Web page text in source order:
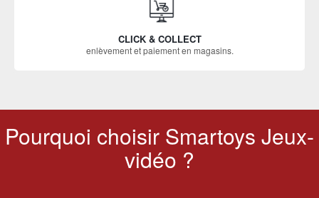
CLICK & COLLECT
enlèvement et paiement en magasins.
Pourquoi choisir Smartoys Jeux-
vidéo ?